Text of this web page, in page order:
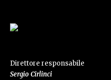
Direttore responsabile
Sergio Cirlinci